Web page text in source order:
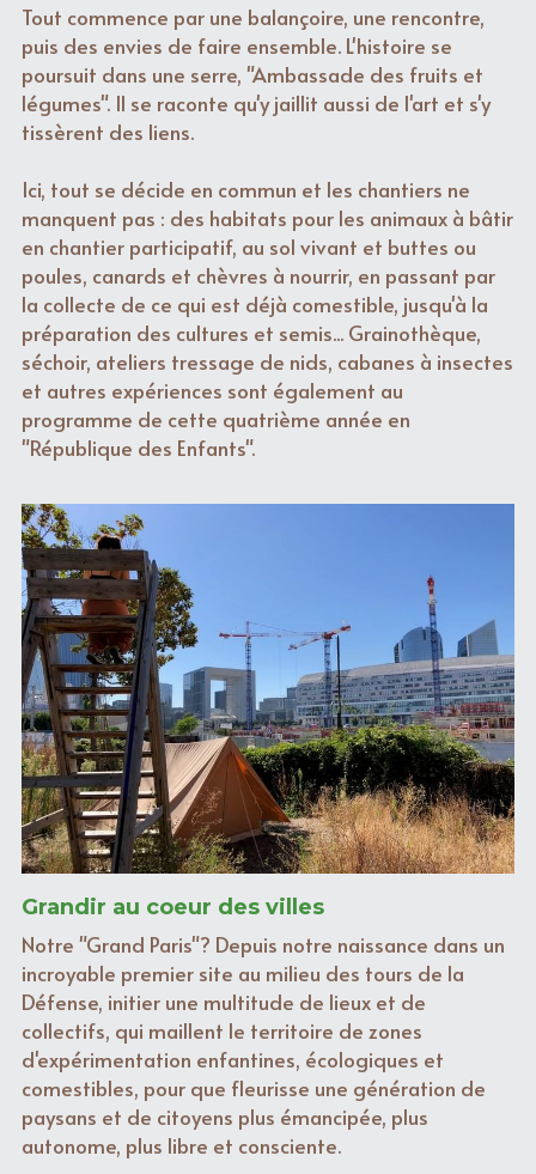
Tout commence par une balançoire, une rencontre,
puis des envies de faire ensemble. L'histoire se
poursuit dans une serre, "Ambassade des fruits et
légumes". Il se raconte qu'y jaillit aussi de l'art et s'y
tissèrent des liens.
Ici, tout se décide en commun et les chantiers ne
manquent pas : des habitats pour les animaux à bâtir
en chantier participatif, au sol vivant et buttes ou
poules, canards et chèvres à nourrir, en passant par
la collecte de ce qui est déjà comestible, jusqu'à la
préparation des cultures et semis... Grainothèque,
séchoir, ateliers tressage de nids, cabanes à insectes
et autres expériences sont également au
programme de cette quatrième année en
"République des Enfants".
Grandir au coeur des villes
Notre "Grand Paris"? Depuis notre naissance dans un
incroyable premier site au milieu des tours de la
Défense, initier une multitude de lieux et de
collectifs, qui maillent le territoire de zones
d'expérimentation enfantines, écologiques et
comestibles, pour que fleurisse une génération de
paysans et de citoyens plus émancipée, plus
autonome, plus libre et consciente.